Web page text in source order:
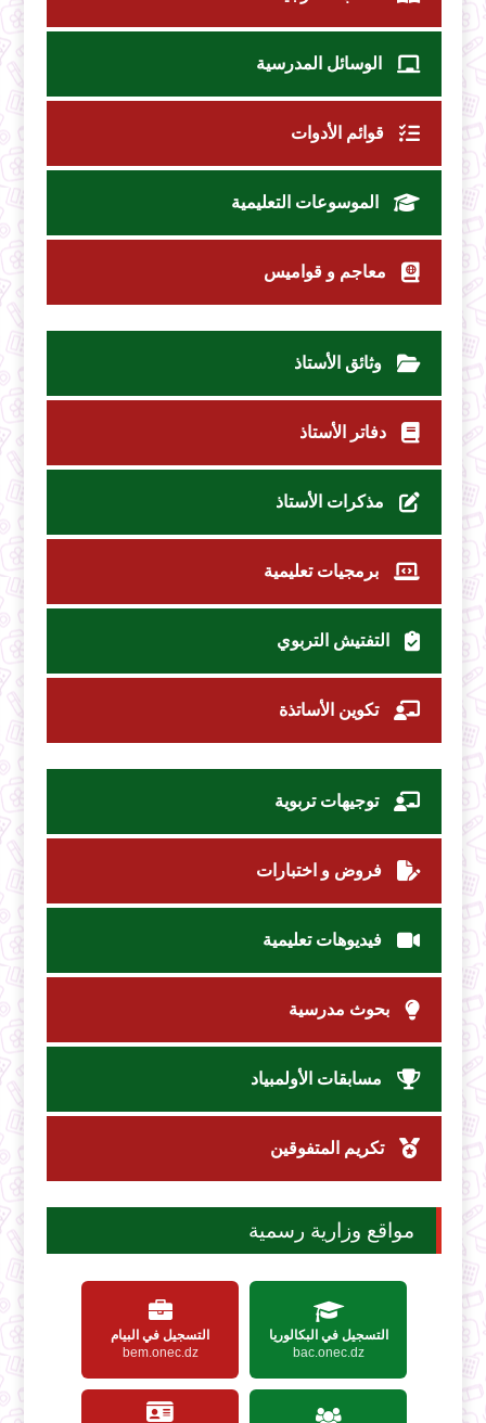
الوسائل المدرسية
قوائم الأدوات
الموسوعات التعليمية
معاجم و قواميس
وثائق الأستاذ
دفاتر الأستاذ
مذكرات الأستاذ
برمجيات تعليمية
التفتيش التربوي
تكوين الأساتذة
توجيهات تربوية
فروض و اختبارات
فيديوهات تعليمية
بحوث مدرسية
مسابقات الأولمبياد
تكريم المتفوقين
مواقع وزارية رسمية
التسجيل في البكالوريا
bac.onec.dz
التسجيل في البيام
bem.onec.dz